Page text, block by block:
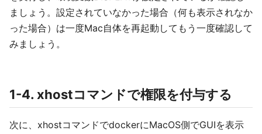
ましょう。設定されていなかった場合（何も表示されなか
った場合）は一度Mac自体を再起動してもう一度確認して
みましょう。
1-4. xhostコマンドで権限を付与する
次に、xhostコマンドでdockerにMacOS側でGUIを表示